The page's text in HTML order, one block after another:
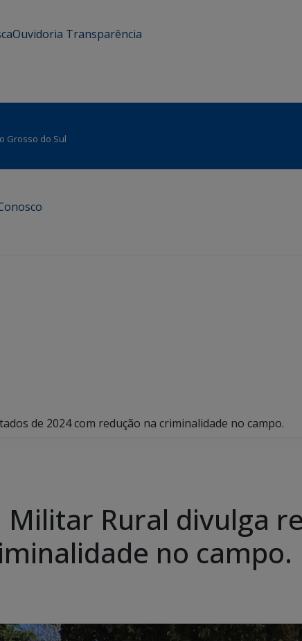
Ouvidoria Transparência
Grosso do Sul
de 2024 com redução na criminalidade no campo.
Militar Rural divulga
no campo.